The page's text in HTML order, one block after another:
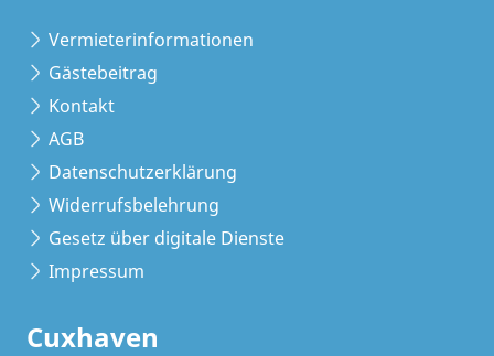
Vermieterinformationen
Gästebeitrag
Kontakt
AGB
Datenschutzerklärung
Widerrufsbelehrung
Gesetz über digitale Dienste
Impressum
Cuxhaven